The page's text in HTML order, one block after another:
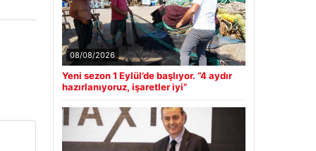
08/08/2026
Yeni sezon 1 Eylül’de başlıyor. “4 aydır
hazırlanıyoruz, işaretler iyi”